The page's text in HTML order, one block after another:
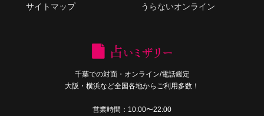
サイトマップ うらないオンライン
千葉での対面・オンライン/電話鑑定
大阪・横浜など全国各地からご利用多数！
営業時間：10:00〜22:00